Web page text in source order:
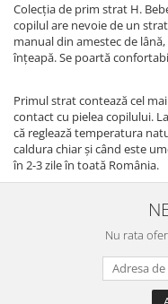
Colecția de prim strat H.
copilul are nevoie de un
manual din amestec de
înțeapă. Se poartă
Primul strat contează cel
contact cu pielea copilului.
că reglează temperatura
caldura chiar și când este
în 2-3 zile în toată România.
Nu rata